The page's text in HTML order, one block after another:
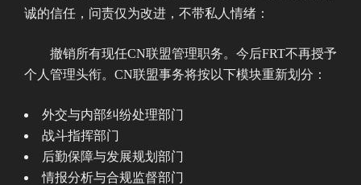
诚的信任，问责仅为改进，不带私人情绪：
撤销所有现任CN联盟管理职务。今后FRT不再授予
个人管理头衔。CN联盟事务将按以下模块重新划分：
外交与内部纠纷处理部门
战斗指挥部门
后勤保障与发展规划部门
情报分析与合规监督部门